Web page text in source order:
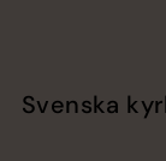
Svenska